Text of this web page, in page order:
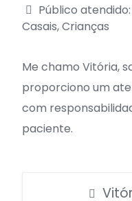
Público
Casais, Crianças
Me chamo Vitória,
proporciono um
com
paciente.